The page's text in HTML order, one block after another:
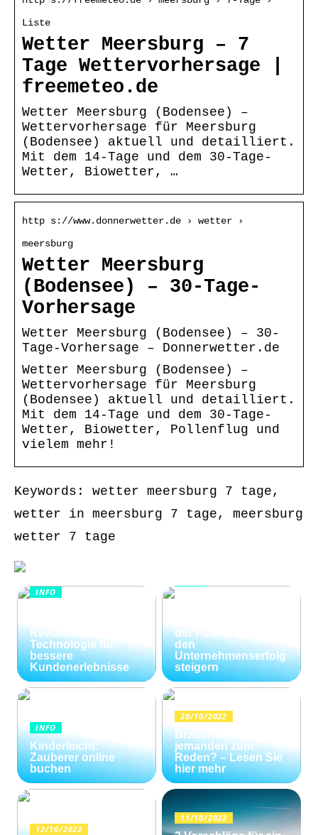
Liste
Wetter Meersburg – 7
Tage Wettervorhersage |
freemeteo.de
Wetter Meersburg (Bodensee) –
Wettervorhersage für Meersburg
(Bodensee) aktuell und detailliert.
Mit dem 14-Tage und dem 30-Tage-
Wetter, Biowetter, …
http s://www.donnerwetter.de › wetter ›
meersburg
Wetter Meersburg
(Bodensee) – 30-Tage-
Vorhersage
Wetter Meersburg (Bodensee) – 30-
Tage-Vorhersage – Donnerwetter.de
Wetter Meersburg (Bodensee) –
Wettervorhersage für Meersburg
(Bodensee) aktuell und detailliert.
Mit dem 14-Tage und dem 30-Tage-
Wetter, Biowetter, Pollenflug und
vielem mehr!
Keywords: wetter meersburg 7 tage,
wetter in meersburg 7 tage, meersburg
wetter 7 tage
INFO
Revolutionäre
Technologie für
bessere
Kundenerlebnisse
der Führungskräfte
den
Unternehmenserfolg
steigern
INFO
Kinderleicht:
Zauberer online
buchen
20/10/2022
Brauchen Sie
jemanden zum
Reden? – Lesen Sie
hier mehr
12/10/2022
11/10/2022